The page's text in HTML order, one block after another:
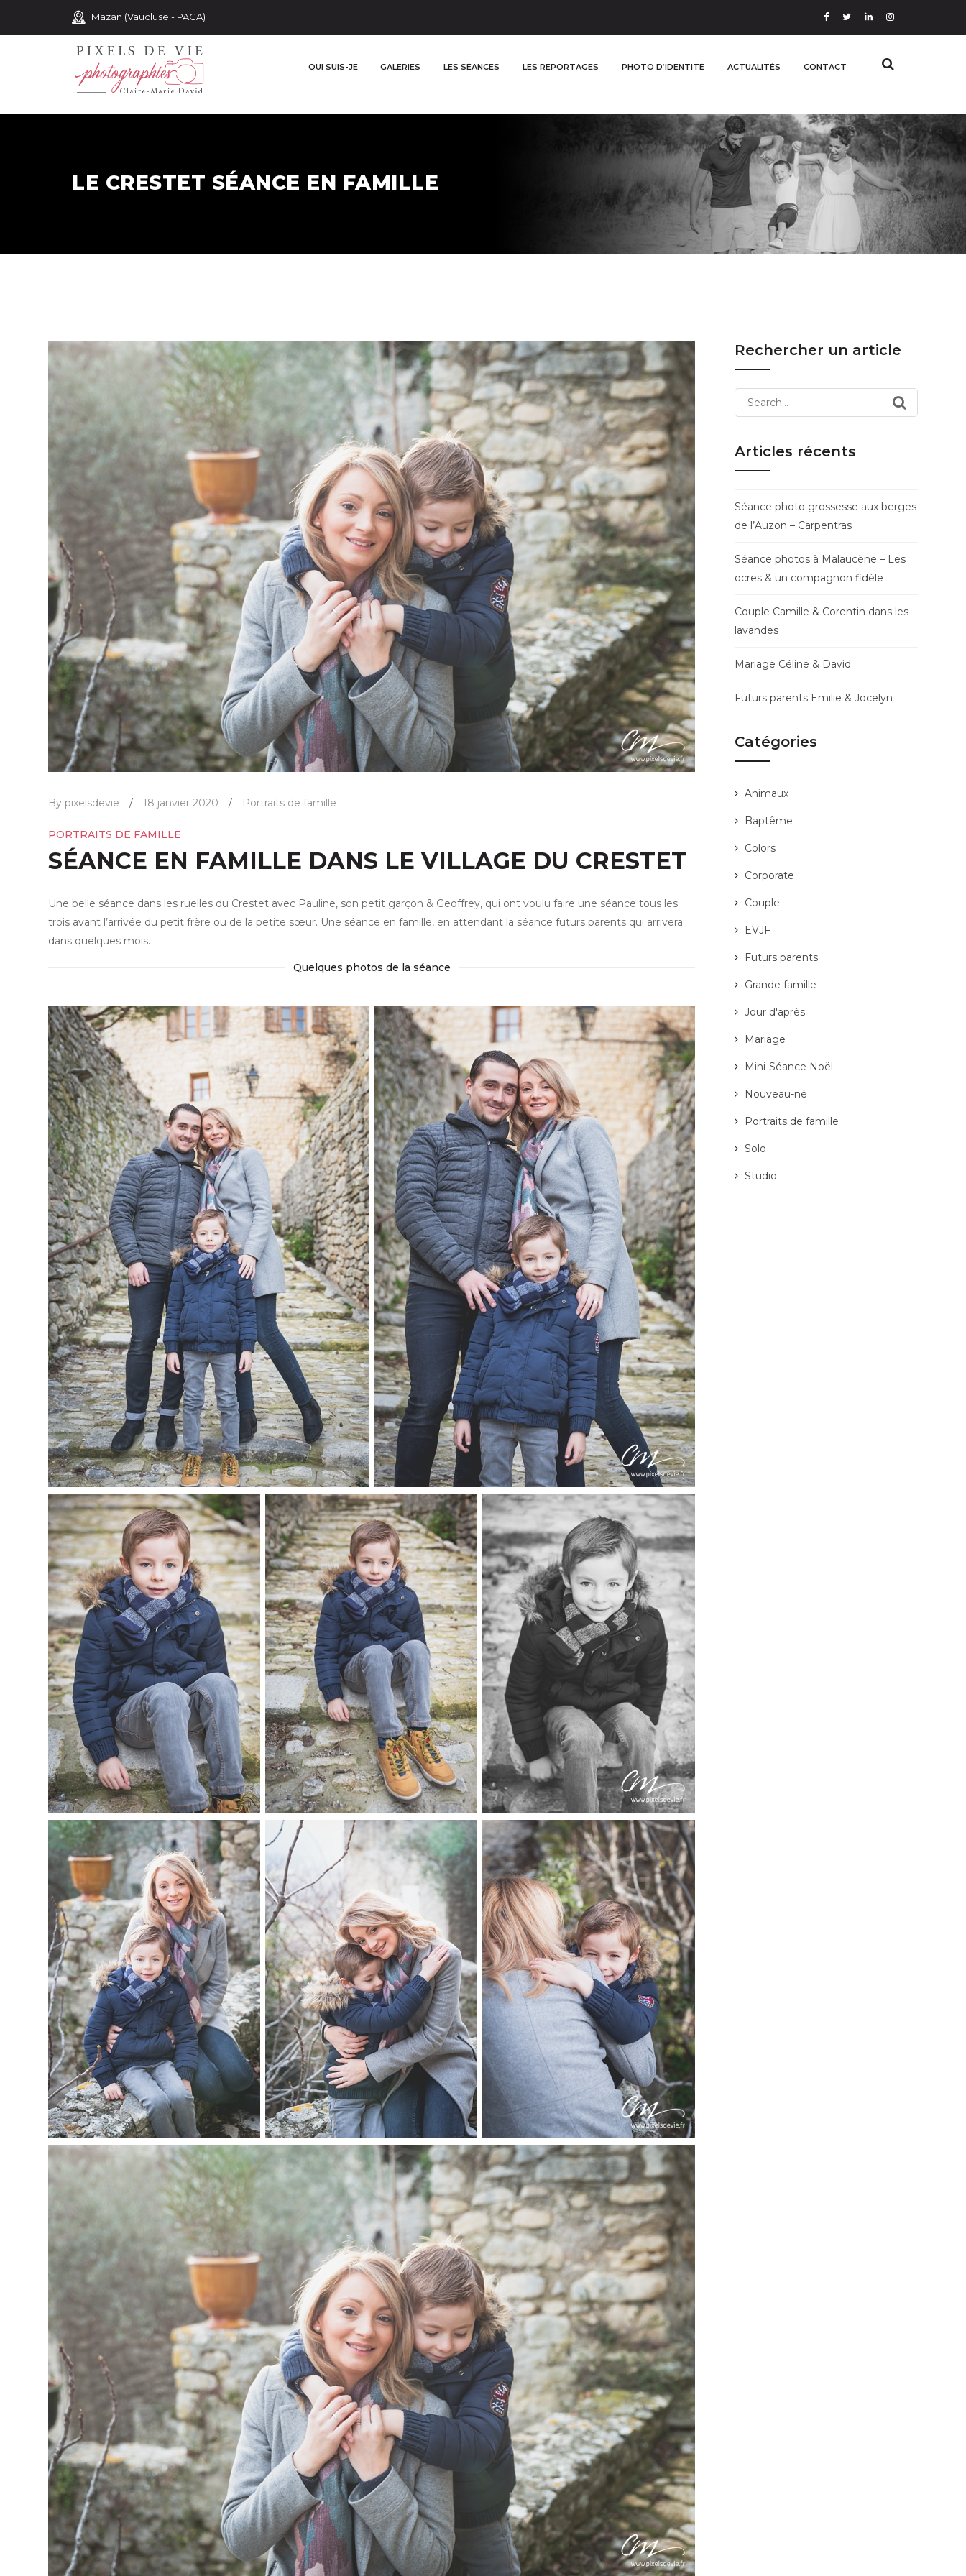
Mazan (Vaucluse - PACA)
QUI SUIS-JE GALERIES LES SÉANCES LES REPORTAGES PHOTO D’IDENTITÉ ACTUALITÉS CONTACT
LE CRESTET SÉANCE EN FAMILLE
By pixelsdevie / 18 janvier 2020 / Portraits de famille
PORTRAITS DE FAMILLE
SÉANCE EN FAMILLE DANS LE VILLAGE DU CRESTET
Une belle séance dans les ruelles du Crestet avec Pauline, son petit garçon & Geoffrey, qui ont voulu faire une séance tous les
trois avant l’arrivée du petit frère ou de la petite sœur. Une séance en famille, en attendant la séance futurs parents qui arrivera
dans quelques mois.
Quelques photos de la séance
Rechercher un article
Search
for:
Articles récents
Séance photo grossesse aux berges
de l’Auzon – Carpentras
Séance photos à Malaucène – Les
ocres & un compagnon fidèle
Couple Camille & Corentin dans les
lavandes
Mariage Céline & David
Futurs parents Emilie & Jocelyn
Catégories
Animaux
Baptême
Colors
Corporate
Couple
EVJF
Futurs parents
Grande famille
Jour d'après
Mariage
Mini-Séance Noël
Nouveau-né
Portraits de famille
Solo
Studio